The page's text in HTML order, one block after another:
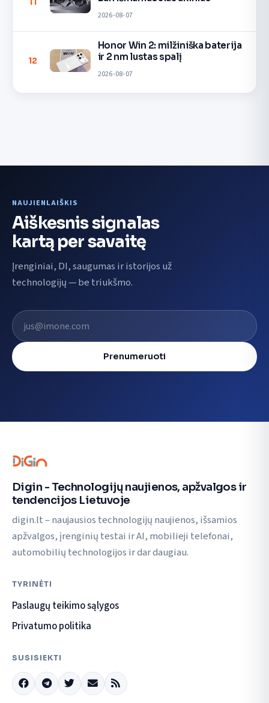
2026-08-07
12
Honor Win 2: milžiniška baterija
ir 2 nm lustas spalį
2026-08-07
NAUJIENLAIŠKIS
Aiškesnis signalas
kartą per savaitę
Įrenginiai, DI, saugumas ir istorijos už
technologijų — be triukšmo.
El. pašto adresas
Prenumeruoti
Digin - Technologijų naujienos, apžvalgos ir
tendencijos Lietuvoje
digin.lt – naujausios technologijų naujienos, išsamios
apžvalgos, įrenginių testai ir AI, mobilieji telefonai,
automobilių technologijos ir dar daugiau.
TYRINĖTI
Paslaugų teikimo sąlygos
Privatumo politika
SUSISIEKTI